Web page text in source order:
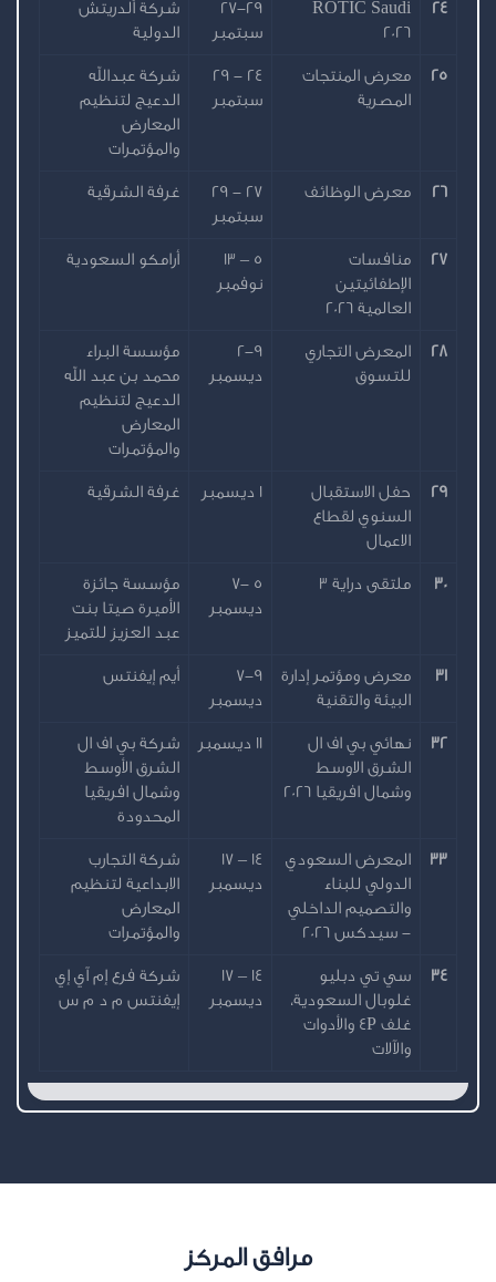
24
ROTIC Saudi
2026
27-29
سبتمبر
شركة ألدريتش
الدولية
25
معرض المنتجات
المصرية
24 - 29
سبتمبر
شركة عبدالله
الدعيج لتنظيم
المعارض
والمؤتمرات
26 معرض الوظائف
27 - 29
سبتمبر
غرفة الشرقية
27
منافسات
الإطفائيتين
العالمية 2026
5 – 13
نوفمبر
أرامكو السعودية
28
المعرض التجاري
للتسوق
2-9
ديسمبر
مؤسسة البراء
محمد بن عبد الله
الدعيج لتنظيم
المعارض
والمؤتمرات
29
حفل الاستقبال
السنوي لقطاع
الاعمال
1 ديسمبر غرفة الشرقية
30 ملتقى دراية 3
5 -7
ديسمبر
مؤسسة جائزة
الأميرة صيتا بنت
عبد العزيز للتميز
31
معرض ومؤتمر إدارة
البيئة والتقنية
7-9
ديسمبر
أيم إيفنتس
32
نهائي بي اف ال
الشرق الاوسط
وشمال افريقيا 2026
11 ديسمبر
شركة بي اف ال
الشرق الأوسط
وشمال افريقيا
المحدودة
33
المعرض السعودي
الدولي للبناء
والتصميم الداخلي
- سيدكس 2026
14 – 17
ديسمبر
شركة التجارب
الابداعية لتنظيم
المعارض
والمؤتمرات
34
سي تي دبليو
غلوبال السعودية،
غلف 4P والأدوات
والآلات
14 – 17
ديسمبر
شركة فرع إم آي إي
إيفنتس م د م س
مرافق المركز